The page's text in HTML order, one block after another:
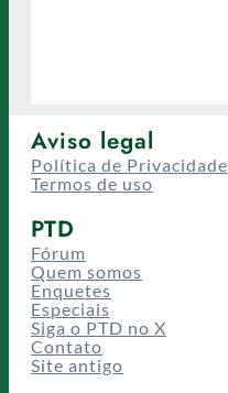
Aviso legal
Política de Privacidade
Termos de uso
PTD
Fórum
Quem somos
Enquetes
Especiais
Siga o PTD no X
Contato
Site antigo